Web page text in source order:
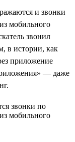
и звонки
мобильного
звонил
в истории, как
приложение
— даже